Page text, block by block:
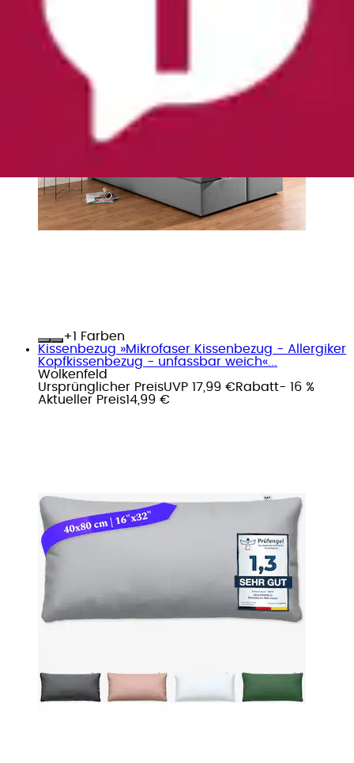
+
Farben
Kissenbezug »Mikrofaser Kissenbezug - Allergiker
Kopfkissenbezug - unfassbar weich«...
Wolkenfeld
Ursprünglicher PreisUVP 17,99 €Rabatt- 16 %
Aktueller Preis14,99 €